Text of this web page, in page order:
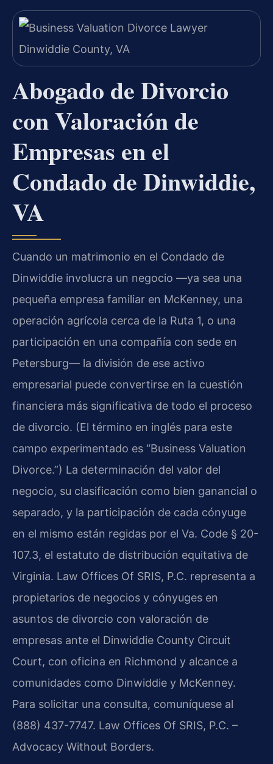
Abogado de Divorcio
con Valoración de
Empresas en el
Condado de Dinwiddie,
VA
Cuando un matrimonio en el Condado de
Dinwiddie involucra un negocio —ya sea una
pequeña empresa familiar en McKenney, una
operación agrícola cerca de la Ruta 1, o una
participación en una compañía con sede en
Petersburg— la división de ese activo
empresarial puede convertirse en la cuestión
financiera más significativa de todo el proceso
de divorcio. (El término en inglés para este
campo experimentado es “Business Valuation
Divorce.”) La determinación del valor del
negocio, su clasificación como bien ganancial o
separado, y la participación de cada cónyuge
en el mismo están regidas por el Va. Code § 20-
107.3, el estatuto de distribución equitativa de
Virginia. Law Offices Of SRIS, P.C. representa a
propietarios de negocios y cónyuges en
asuntos de divorcio con valoración de
empresas ante el Dinwiddie County Circuit
Court, con oficina en Richmond y alcance a
comunidades como Dinwiddie y McKenney.
Para solicitar una consulta, comuníquese al
(888) 437-7747. Law Offices Of SRIS, P.C. –
Advocacy Without Borders.